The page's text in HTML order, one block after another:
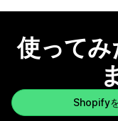
使ってみ
Shopify